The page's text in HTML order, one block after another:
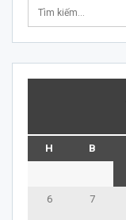
H B
6 7